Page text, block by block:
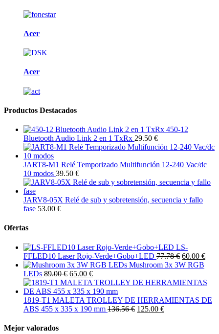
Acer
Acer
Productos Destacados
450-12
Bluetooth Audio Link 2 en 1 TxRx 29.50 €
JART8-M1 Relé Temporizado Multifunción 12-240 Vac/dc
10 modos 39.50 €
JARV8-05X Relé de sub y sobretensión, secuencia y fallo
fase 53.00 €
Ofertas
LS-
FFLED10 Laser Rojo-Verde+Gobo+LED 77.78 € 60.00 €
Mushroom 3x 3W RGB
LEDs 89.00 € 65.00 €
1819-T1 MALETA TROLLEY DE HERRAMIENTAS DE
ABS 455 x 335 x 190 mm 136.56 € 125.00 €
Mejor valorados